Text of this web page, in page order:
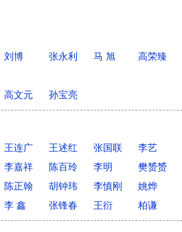
刘博 张永利 马 旭 高荣臻
高文元 孙宝亮
王连广 王述红 张国联 李艺
李嘉祥 陈百玲 李明 樊赟赟
陈正翰 胡钟玮 李慎刚 姚烨
李 鑫 张锋春 王衍 柏谦